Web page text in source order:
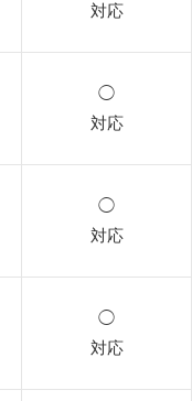
対応
◯
対応
◯
対応
◯
対応